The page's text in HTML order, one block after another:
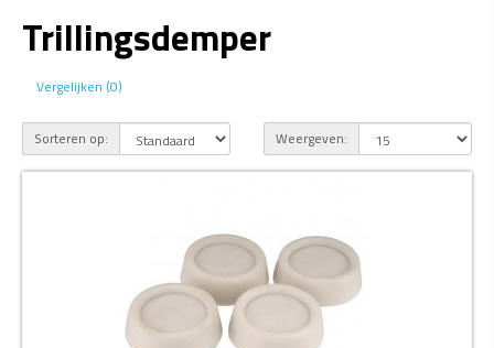
Trillingsdemper
Vergelijken (0)
Sorteren op: Weergeven: